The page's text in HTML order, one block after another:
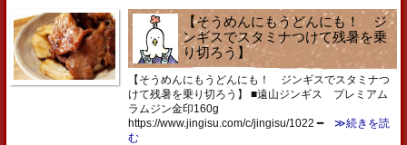
【そうめんにもうどんにも！ ジ
ンギスでスタミナつけて残暑を乗
り切ろう】
【そうめんにもうどんにも！ ジンギスでスタミナつ
けて残暑を乗り切ろう】 ■遠山ジンギス プレミアム
ラムジン金印160g
https://www.jingisu.com/c/jingisu/1022 ━≫続きを読
む